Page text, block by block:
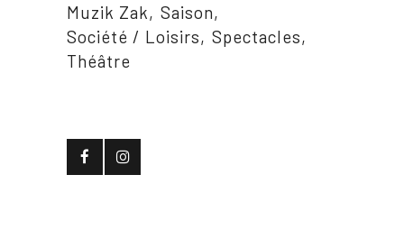
Muzik Zak
Saison
Société / Loisirs
Spectacles
Théâtre